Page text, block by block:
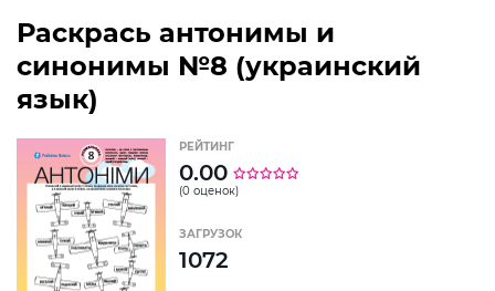
Раскрась антонимы и
синонимы №8 (украинский
язык)
РЕЙТИНГ
0.00
(0 оценок)
ЗАГРУЗОК
1072